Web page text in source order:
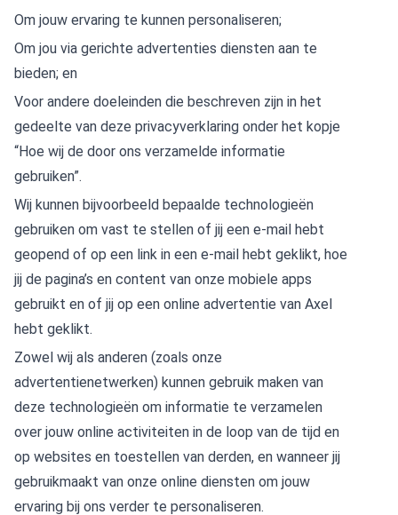
Om jouw ervaring te kunnen personaliseren;
Om jou via gerichte advertenties diensten aan te
bieden; en
Voor andere doeleinden die beschreven zijn in het
gedeelte van deze privacyverklaring onder het kopje
“Hoe wij de door ons verzamelde informatie
gebruiken”.
Wij kunnen bijvoorbeeld bepaalde technologieën
gebruiken om vast te stellen of jij een e-mail hebt
geopend of op een link in een e-mail hebt geklikt, hoe
jij de pagina’s en content van onze mobiele apps
gebruikt en of jij op een online advertentie van Axel
hebt geklikt.
Zowel wij als anderen (zoals onze
advertentienetwerken) kunnen gebruik maken van
deze technologieën om informatie te verzamelen
over jouw online activiteiten in de loop van de tijd en
op websites en toestellen van derden, en wanneer jij
gebruikmaakt van onze online diensten om jouw
ervaring bij ons verder te personaliseren.